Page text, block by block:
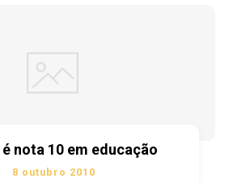
nota 10 em educação
8 outubro 2010